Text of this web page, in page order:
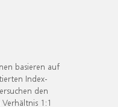
basieren auf
Index-
den
1:1